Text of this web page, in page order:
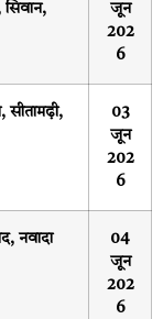
जून
202
6
सीतामढ़ी,
03
जून
202
6
नवादा
04
जून
202
6